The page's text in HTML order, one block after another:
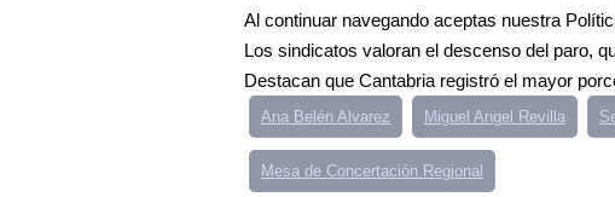
Al continuar navegando aceptas nuestra
Los sindicatos valoran el descenso del paro,
Destacan que Cantabria registró el mayor
Ana Belén Alvarez Miguel Angel Revilla
Mesa de Concertación Regional